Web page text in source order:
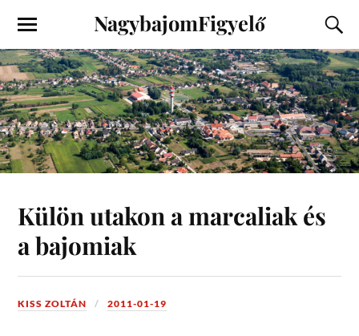
NagybajomFigyelő
Külön utakon a marcaliak és
a bajomiak
KISS ZOLTÁN 2011-01-19